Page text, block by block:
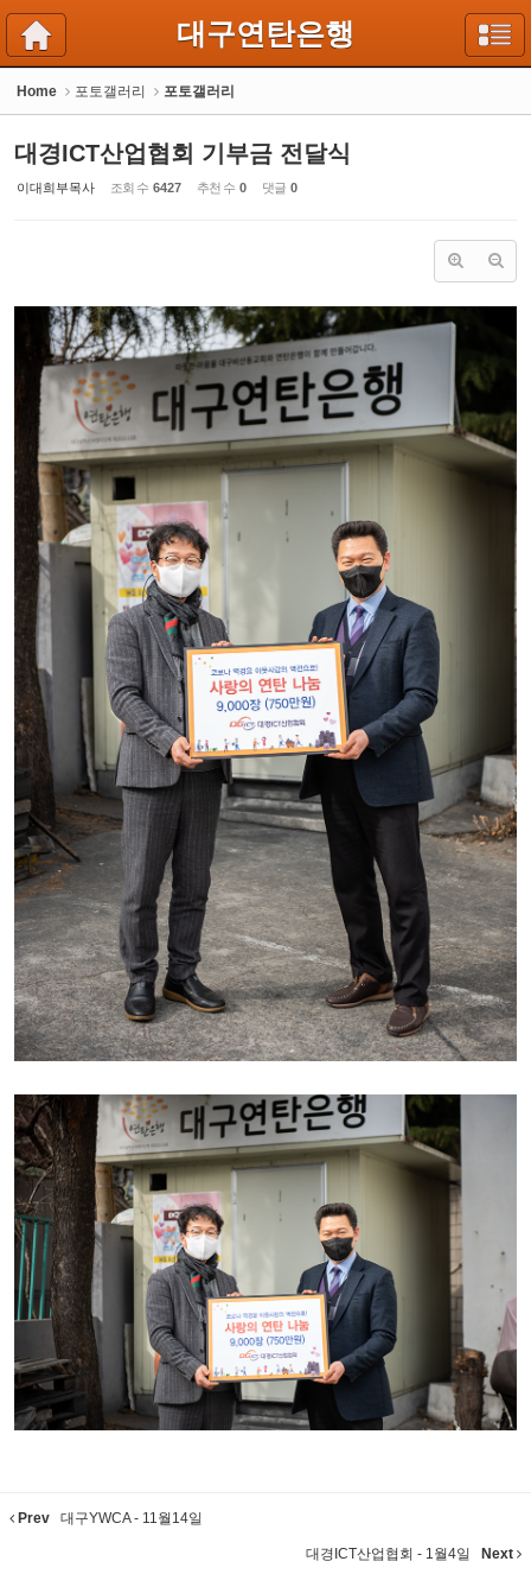
대구연탄은행
Home 포토갤러리 포토갤러리
대경ICT산업협회 기부금 전달식
이대희부목사 조회 수 6427 추천 수 0 댓글 0
Prev 대구YWCA - 11월14일
대경ICT산업협회 - 1월4일 Next